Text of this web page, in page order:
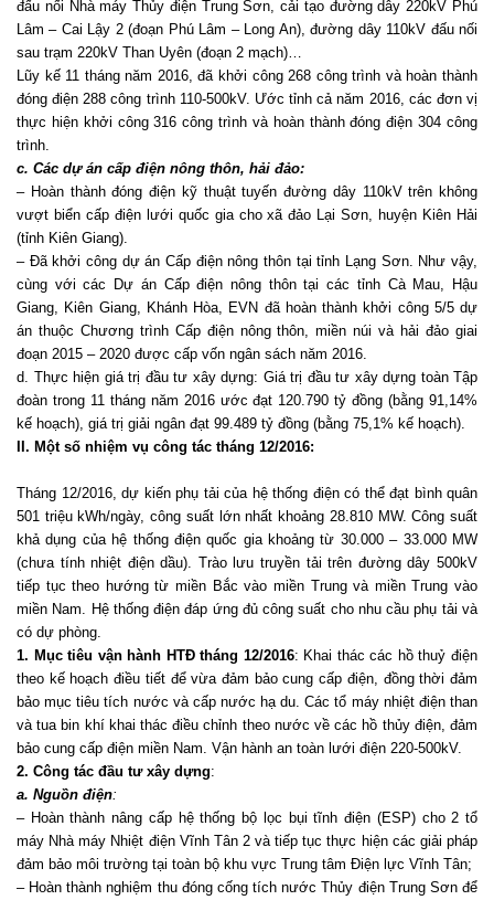
đấu nối Nhà máy Thủy điện Trung Sơn, cải tạo đường dây 220kV Phú
Lâm – Cai Lậy 2 (đoạn Phú Lâm – Long An), đường dây 110kV đấu nối
sau trạm 220kV Than Uyên (đoạn 2 mạch)…
Lũy kế 11 tháng năm 2016, đã khởi công 268 công trình và hoàn thành
đóng điện 288 công trình 110-500kV. Ước tỉnh cả năm 2016, các đơn vị
thực hiện khởi công 316 công trình và hoàn thành đóng điện 304 công
trình.
c. Các dự án cấp điện nông thôn, hải đảo:
– Hoàn thành đóng điện kỹ thuật tuyến đường dây 110kV trên không
vượt biển cấp điện lưới quốc gia cho xã đảo Lại Sơn, huyện Kiên Hải
(tỉnh Kiên Giang).
– Đã khởi công dự án Cấp điện nông thôn tại tỉnh Lạng Sơn. Như vậy,
cùng với các Dự án Cấp điện nông thôn tại các tỉnh Cà Mau, Hậu
Giang, Kiên Giang, Khánh Hòa, EVN đã hoàn thành khởi công 5/5 dự
án thuộc Chương trình Cấp điện nông thôn, miền núi và hải đảo giai
đoạn 2015 – 2020 được cấp vốn ngân sách năm 2016.
d. Thực hiện giá trị đầu tư xây dựng: Giá trị đầu tư xây dựng toàn Tập
đoàn trong 11 tháng năm 2016 ước đạt 120.790 tỷ đồng (bằng 91,14%
kế hoạch), giá trị giải ngân đạt 99.489 tỷ đồng (bằng 75,1% kế hoạch).
II. Một số nhiệm vụ công tác tháng 12/2016:
Tháng 12/2016, dự kiến phụ tải của hệ thống điện có thể đạt bình quân
501 triệu kWh/ngày, công suất lớn nhất khoảng 28.810 MW. Công suất
khả dụng của hệ thống điện quốc gia khoảng từ 30.000 – 33.000 MW
(chưa tính nhiệt điện dầu). Trào lưu truyền tải trên đường dây 500kV
tiếp tục theo hướng từ miền Bắc vào miền Trung và miền Trung vào
miền Nam. Hệ thống điện đáp ứng đủ công suất cho nhu cầu phụ tải và
có dự phòng.
1. Mục tiêu vận hành HTĐ tháng 12/2016: Khai thác các hồ thuỷ điện
theo kế hoạch điều tiết để vừa đảm bảo cung cấp điện, đồng thời đảm
bảo mục tiêu tích nước và cấp nước hạ du. Các tổ máy nhiệt điện than
và tua bin khí khai thác điều chỉnh theo nước về các hồ thủy điện, đảm
bảo cung cấp điện miền Nam. Vận hành an toàn lưới điện 220-500kV.
2. Công tác đầu tư xây dựng:
a. Nguồn điện:
– Hoàn thành nâng cấp hệ thống bộ lọc bụi tĩnh điện (ESP) cho 2 tổ
máy Nhà máy Nhiệt điện Vĩnh Tân 2 và tiếp tục thực hiện các giải pháp
đảm bảo môi trường tại toàn bộ khu vực Trung tâm Điện lực Vĩnh Tân;
– Hoàn thành nghiệm thu đóng cống tích nước Thủy điện Trung Sơn để